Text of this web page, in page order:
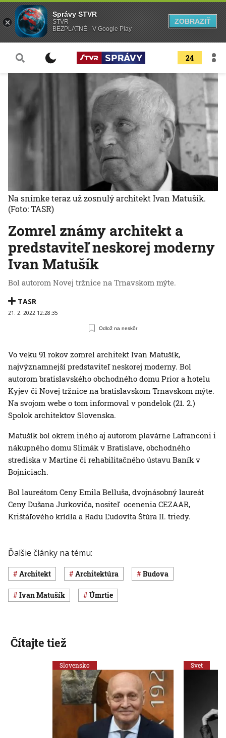
24
Zomrel známy architekt a
predstaviteľ neskorej moderny
Ivan Matušík
Bol autorom Novej tržnice na Trnavskom mýte.
TASR
21. 2. 2022 12:28:35
Odlož na neskôr
Na snímke teraz už zosnulý architekt Ivan Matušík.
(Foto: TASR)
Vo veku 91 rokov zomrel architekt Ivan Matušík,
najvýznamnejší predstaviteľ neskorej moderny. Bol
autorom bratislavského obchodného domu Prior a hotelu
Kyjev či Novej tržnice na bratislavskom Trnavskom mýte.
Na svojom webe o tom informoval v pondelok (21. 2.)
Spolok architektov Slovenska.
Matušík bol okrem iného aj autorom plavárne Lafranconi i
nákupného domu Slimák v Bratislave, obchodného
strediska v Martine či rehabilitačného ústavu Baník v
Bojniciach.
Bol laureátom Ceny Emila Belluša, dvojnásobný laureát
Ceny Dušana Jurkoviča, nositeľ ocenenia CEZAAR,
Krištáľového krídla a Radu Ľudovíta Štúra II. triedy.
Ďalšie články na tému:
architekt architektúra budova
Ivan Matušík úmrtie
Čítajte tiež
Slovensko Svet
Správy STVR
STVR
BEZPLATNÉ - V Google Play
ZOBRAZIŤ